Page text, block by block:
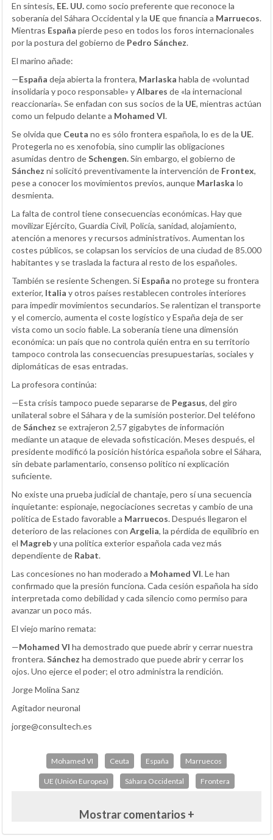
En síntesis, EE. UU.como socio preferente que reconoce la
soberanía del Sáhara Occidental y la UEque financia a Marruecos.
Mientras España pierde peso en todos los foros internacionales
por la postura del gobierno de Pedro Sánchez.
El marino añade:
—España deja abierta la frontera, Marlaska habla de «voluntad
insolidaria y poco responsable» yAlbares de «la internacional
reaccionaria». Se enfadan con sus socios de la UE, mientras actúan
como un felpudo delante a Mohamed VI.
Se olvida que Ceuta no es sólo frontera española, lo es de la UE.
Protegerla no es xenofobia, sino cumplir las obligaciones
asumidas dentro deSchengen.Sin embargo, el gobierno de
Sánchez ni solicitó preventivamente la intervención de Frontex,
pese a conocer los movimientos previos, aunque Marlaska lo
desmienta.
La falta de control tiene consecuencias económicas. Hay que
movilizar Ejército, Guardia Civil, Policía, sanidad, alojamiento,
atención a menores y recursos administrativos. Aumentan los
costes públicos, se colapsan los servicios de una ciudad de 85.000
habitantes y se traslada la factura al resto de los españoles.
También se resiente Schengen. Si España no protege su frontera
exterior, Italia y otros países restablecen controles interiores
para impedir movimientos secundarios. Se ralentizan el transporte
y el comercio, aumenta el coste logístico y España deja de ser
vista como un socio fiable. La soberanía tiene una dimensión
económica: un país que no controla quién entra en su territorio
tampoco controla las consecuencias presupuestarias, sociales y
diplomáticas de esas entradas.
La profesora continúa:
—Esta crisis tampoco puede separarse de Pegasus, del giro
unilateral sobre el Sáhara y de la sumisión posterior. Del teléfono
deSánchez se extrajeron 2,57 gigabytes de información
mediante un ataque de elevada sofisticación. Meses después, el
presidente modificó la posición histórica española sobre el Sáhara,
sin debate parlamentario, consenso político ni explicación
suficiente.
No existe una prueba judicial de chantaje, pero sí una secuencia
inquietante: espionaje, negociaciones secretas y cambio de una
política de Estado favorable a Marruecos. Después llegaron el
deterioro de las relaciones con Argelia, la pérdida de equilibrio en
el Magreby una política exterior española cada vez más
dependiente de Rabat.
Las concesiones no han moderado a Mohamed VI. Le han
confirmado que la presión funciona. Cada cesión española ha sido
interpretada como debilidad y cada silencio como permiso para
avanzar un poco más.
El viejo marino remata:
—Mohamed VI ha demostrado que puede abrir y cerrar nuestra
frontera.Sánchez ha demostrado que puede abrir y cerrar los
ojos. Uno ejerce el poder; el otro administra la rendición.
Jorge Molina Sanz
Agitador neuronal
jorge@consultech.es
Mohamed VI Ceuta España Marruecos
UE (Unión Europea) Sáhara Occidental Frontera
Mostrar comentarios +